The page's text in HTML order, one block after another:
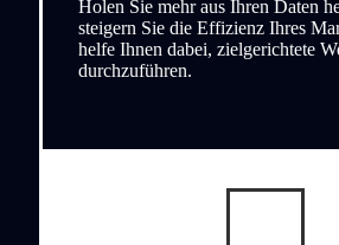
Holen Sie mehr aus Ihren Daten
steigern Sie die Effizienz Ihres
helfe Ihnen dabei, zielgerichtete
durchzuführen.